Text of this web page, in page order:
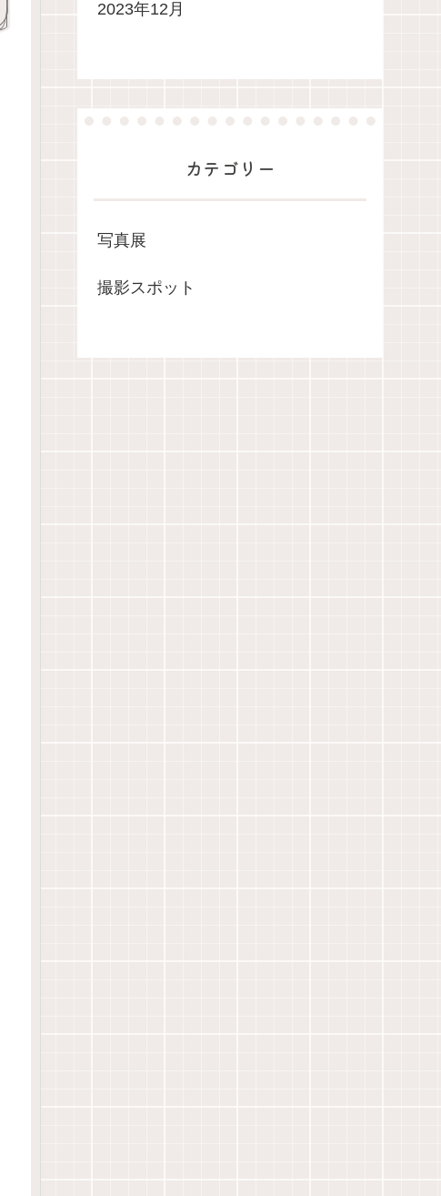
2023年12月
カテゴリー
写真展
撮影スポット